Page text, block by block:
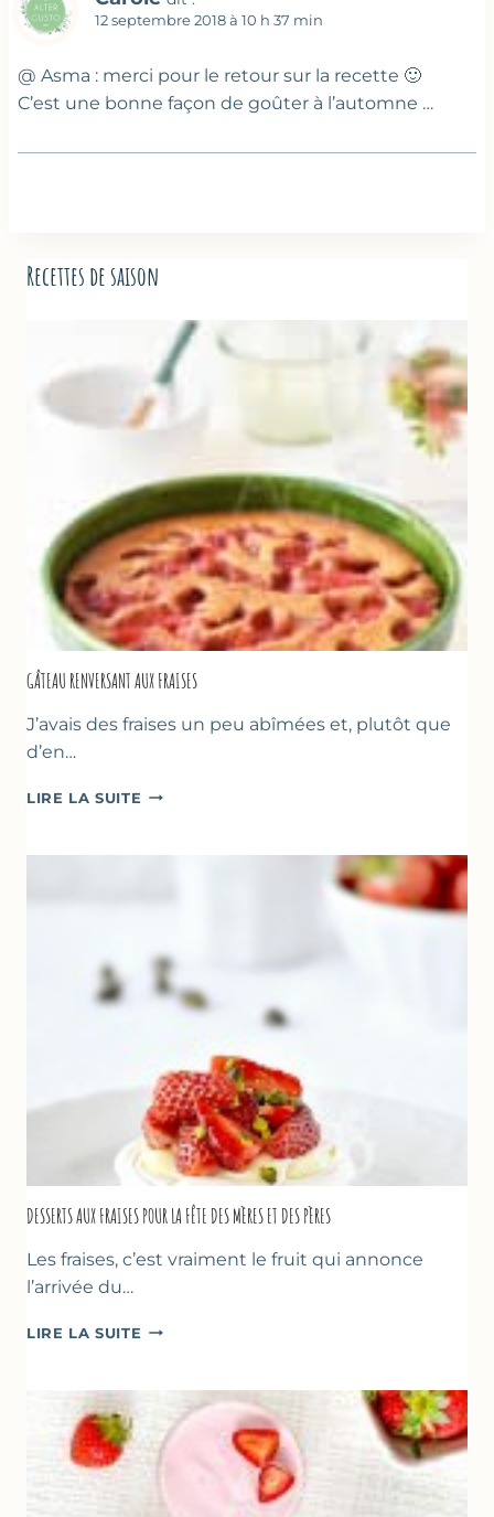
12 septembre 2018 à 10 h 37 min
@ Asma : merci pour le retour sur la recette 🙂
C’est une bonne façon de goûter à l’automne …
Recettes de saison
GÂTEAU RENVERSANT AUX FRAISES
J’avais des fraises un peu abîmées et, plutôt que
d’en…
LIRE LA SUITE GÂTEAU
FRAISES
DESSERTS AUX FRAISES POUR LA FÊTE DES MÈRES ET DES PÈRES
Les fraises, c’est vraiment le fruit qui annonce
l’arrivée du…
LIRE LA SUITE DESSERTS
POUR
FÊTE
DES